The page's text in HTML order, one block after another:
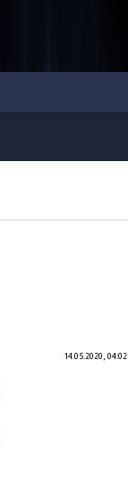
14.05.2020, 04:02